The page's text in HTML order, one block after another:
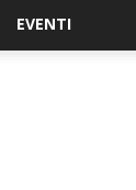
EVENTI